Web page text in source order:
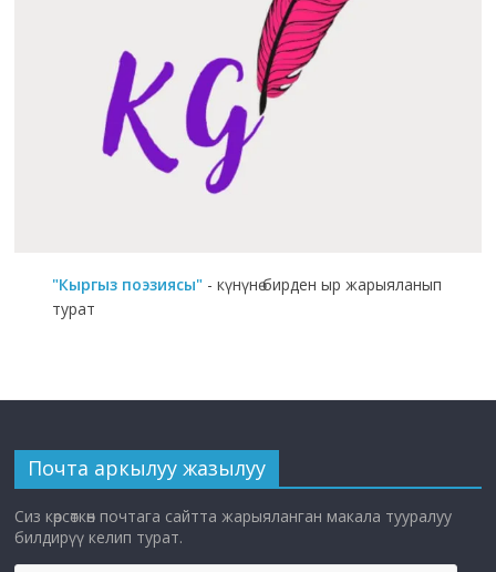
"Кыргыз поэзиясы" - күнүнө бирден ыр жарыяланып
турат
Почта аркылуу жазылуу
Сиз көрсөткөн почтага сайтта жарыяланган макала тууралуу
билдирүү келип турат.